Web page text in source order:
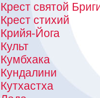
Крест святой
Крест стихий
Крийя-Йога
Культ
Кумбхака
Кундалини
Кутхастха